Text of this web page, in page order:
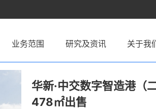
业务范围 研究及资讯 关于我
华新·中交数字智造港
478㎡出售